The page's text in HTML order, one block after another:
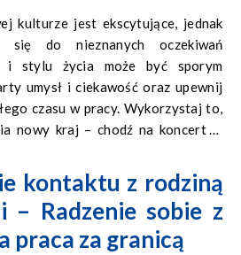
kulturze jest ekscytujące, jednak
się do nieznanych oczekiwań
i stylu życia może być sporym
umysł i ciekawość oraz upewnij
czasu w pracy. Wykorzystaj to,
nowy kraj – chodź na koncerty i
Miej na uwadze szerszy
dla których przeprowadziłeś się za
przetrwać okres adaptacyjny.
kontaktu z rodziną
– Radzenie sobie z
praca za granicą